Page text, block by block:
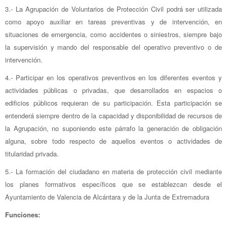
3.- La Agrupación de Voluntarios de Protección Civil podrá ser utilizada
como apoyo auxiliar en tareas preventivas y de intervención, en
situaciones de emergencia, como accidentes o siniestros, siempre bajo
la supervisión y mando del responsable del operativo preventivo o de
intervención.
4.- Participar en los operativos preventivos en los diferentes eventos y
actividades públicas o privadas, que desarrollados en espacios o
edificios públicos requieran de su participación. Esta participación se
entenderá siempre dentro de la capacidad y disponibilidad de recursos de
la Agrupación, no suponiendo este párrafo la generación de obligación
alguna, sobre todo respecto de aquellos eventos o actividades de
titularidad privada.
5.- La formación del ciudadano en materia de protección civil mediante
los planes formativos específicos que se establezcan desde el
Ayuntamiento de Valencia de Alcántara y de la Junta de Extremadura
Funciones: